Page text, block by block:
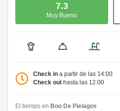
7.3
Muy Bueno
Check in a partir de las 14:00
Check out hasta las 12:00
El tiempo en Boo De Pielagos